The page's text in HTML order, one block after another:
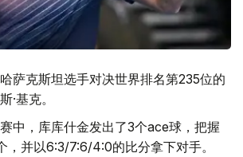
萨克斯坦选手对决世界排名第235位的
·基克。
中，库库什金发出了3个ace球，把握
，并以6:3/7:6/4:0的比分拿下对手。